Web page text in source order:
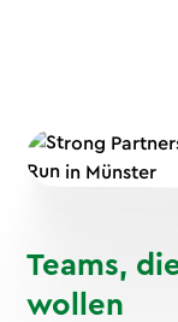
Teams,
wollen